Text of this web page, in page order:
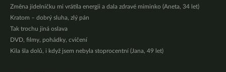
Změna jídelníčku mi vrátila energii a dala zdravé miminko (Aneta, 34 let)
Kratom – dobrý sluha, zlý pán
Tak trochu jiná oslava
DVD, filmy, pohádky, cvičení
Kila šla dolů, i když jsem nebyla stoprocentní (Jana, 49 let)